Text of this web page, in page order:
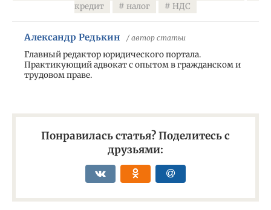
кредит
налог НДС
Александр Редькин / автор статьи
Главный редактор юридического портала.
Практикующий адвокат с опытом в гражданском и
трудовом праве.
Понравилась статья? Поделитесь с
друзьями: